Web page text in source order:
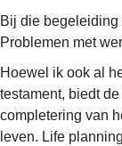
Bij die begeleiding
Problemen met
Hoewel ik ook al
testament, biedt
completering van
leven. Life